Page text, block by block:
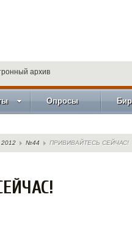
архив
Опросы
2012 №44 ПРИВИВАЙТЕСЬ СЕЙЧАС!